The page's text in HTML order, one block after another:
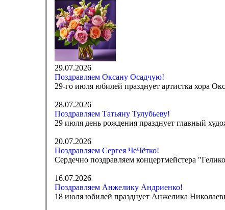
29.07.2026
Поздравляем Оксану Осадчую!
29-го июля юбилей празднует артистка хора
28.07.2026
Поздравляем Татьяну Тулубьеву!
29 июля день рождения празднует главный
20.07.2026
Поздравляем Сергея ЧеЧётко!
Сердечно поздравляем концертмейстера
16.07.2026
Поздравляем Анжелику Андриенко!
18 июля юбилей празднует Анжелика